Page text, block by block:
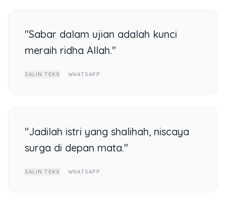
"Sabar dalam ujian adalah kunci
meraih ridha Allah."
SALIN TEKS WHATSAPP
"Jadilah istri yang shalihah, niscaya
surga di depan mata."
SALIN TEKS WHATSAPP